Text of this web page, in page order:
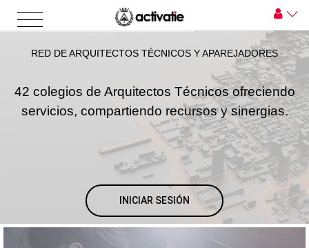
RED DE ARQUITECTOS TÉCNICOS Y APAREJADORES
42 colegios de Arquitectos Técnicos ofreciendo
servicios, compartiendo recursos y sinergias.
INICIAR SESIÓN